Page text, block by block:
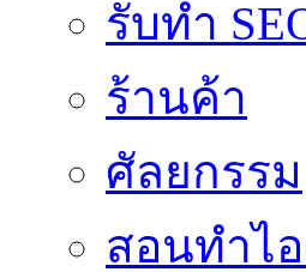
รับทำ
ร้านค้า
ศัลยกรรม
สอนทำไ